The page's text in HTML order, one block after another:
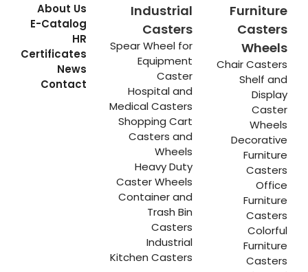
Furniture
Casters
Wheels
Chair Casters
Shelf and
Display
Caster
Wheels
Decorative
Furniture
Casters
Office
Furniture
Casters
Colorful
Furniture
Casters
Industrial
Casters
Spear Wheel for
Equipment
Caster
Hospital and
Medical Casters
Shopping Cart
Casters and
Wheels
Heavy Duty
Caster Wheels
Container and
Trash Bin
Casters
Industrial
Kitchen Casters
About Us
E-Catalog
HR
Certificates
News
Contact